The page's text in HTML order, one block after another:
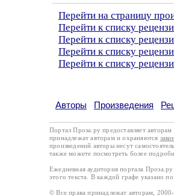
Перейти на страницу
Перейти к списку
Перейти к списку
Перейти к списку
Перейти к списку
Авторы Произведения
Портал Проза.ру предоставляет
принадлежат авторам и охраняются
произведений авторы несут
также можете посмотреть более
Ежедневная аудитория портала
этого текста. В каждой графе указано
© Все права принадлежат авторам,